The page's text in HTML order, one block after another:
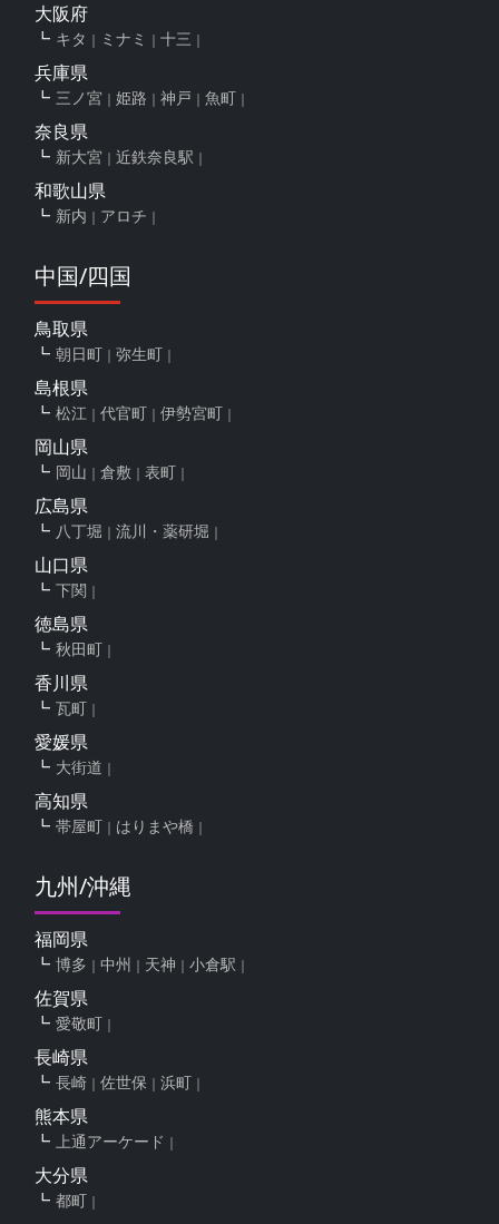
大阪府
キタ ミナミ 十三
兵庫県
三ノ宮 姫路 神戸 魚町
奈良県
新大宮 近鉄奈良駅
和歌山県
新内 アロチ
中国/四国
鳥取県
朝日町 弥生町
島根県
松江 代官町 伊勢宮町
岡山県
岡山 倉敷 表町
広島県
八丁堀 流川・薬研堀
山口県
下関
徳島県
秋田町
香川県
瓦町
愛媛県
大街道
高知県
帯屋町 はりまや橋
九州/沖縄
福岡県
博多 中州 天神 小倉駅
佐賀県
愛敬町
長崎県
長崎 佐世保 浜町
熊本県
上通アーケード
大分県
都町